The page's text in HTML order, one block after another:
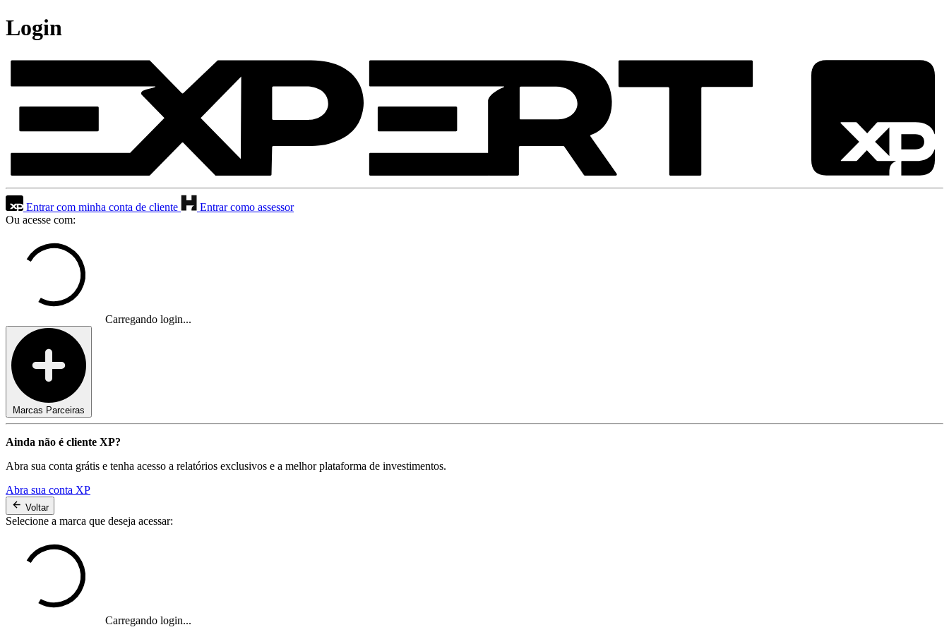
Login
Entrar com minha conta de cliente
Entrar como assessor
Ou acesse com:
Carregando login...
Marcas Parceiras
Ainda não é cliente XP?
Abra sua conta grátis e tenha acesso a relatórios exclusivos e a melhor plataforma de investimentos.
Abra sua conta XP
Voltar
Selecione a marca que deseja acessar:
Carregando login...